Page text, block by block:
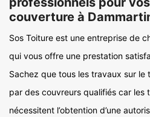
couverture à
Sos Toiture est une entreprise de
qui vous offre une prestation
Sachez que tous les travaux sur
par des couvreurs qualifiés car les
nécessitent l’obtention d’une